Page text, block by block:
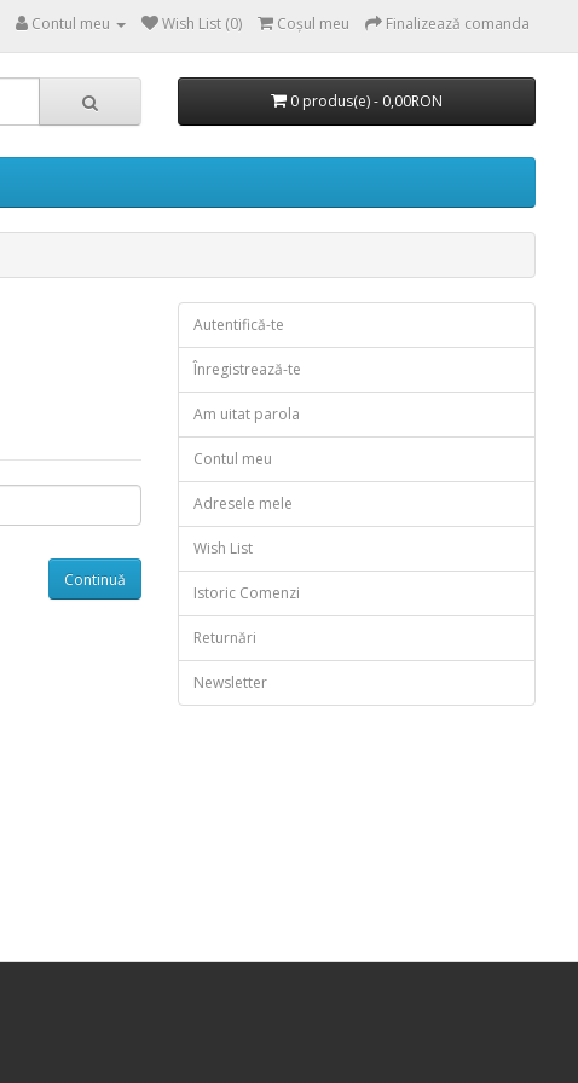
Contul meu Wish List (0) Coşul meu Finalizează comanda
0 produs(e) - 0,00RON
Autentifică-te
Înregistrează-te
Am uitat parola
Contul meu
Adresele mele
Wish List
Istoric Comenzi
Returnări
Newsletter